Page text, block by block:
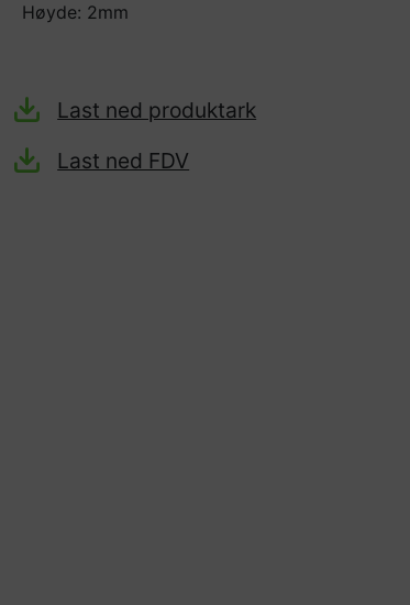
Høyde: 2mm
Last ned produktark
Last ned FDV